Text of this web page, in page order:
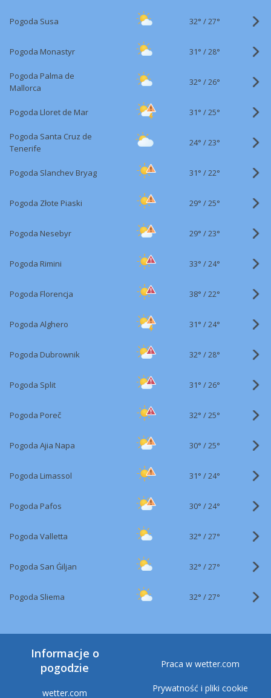
Pogoda Susa 32° /27°
Pogoda Monastyr 31° /28°
Pogoda Palma de
Mallorca
32° /26°
Pogoda Lloret de Mar 31° /25°
Pogoda Santa Cruz de
Tenerife
24° /23°
Pogoda Slanchev Bryag 31° /22°
Pogoda Złote Piaski 29° /25°
Pogoda Nesebyr 29° /23°
Pogoda Rimini 33° /24°
Pogoda Florencja 38° /22°
Pogoda Alghero 31° /24°
Pogoda Dubrownik 32° /28°
Pogoda Split 31° /26°
Pogoda Poreč 32° /25°
Pogoda Ajia Napa 30° /25°
Pogoda Limassol 31° /24°
Pogoda Pafos 30° /24°
Pogoda Valletta 32° /27°
Pogoda San Ġiljan 32° /27°
Pogoda Sliema 32° /27°
Informacje o
pogodzie
wetter.com
Praca w wetter.com
Prywatność i pliki cookie